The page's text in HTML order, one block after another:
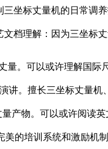
坐标丈量机的日常调
理解：因为三坐标
可以或许理解国际
。擅长三坐标丈量
产物。可以或许阅读
的培训系统和激励机